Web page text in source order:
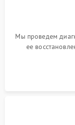
Мы проведем
ее